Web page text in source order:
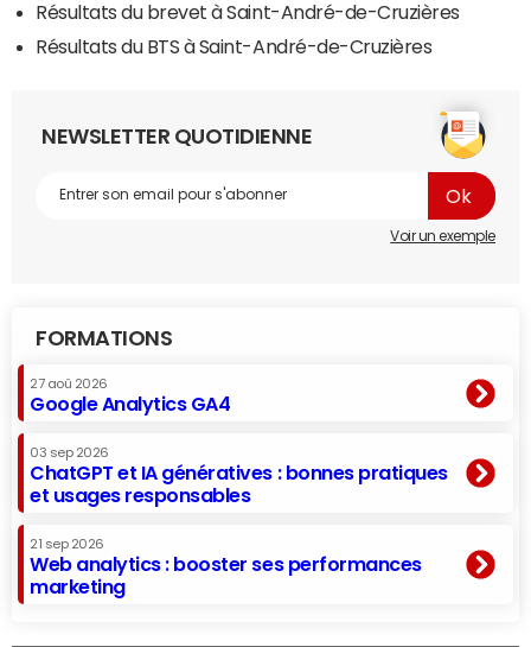
Résultats du brevet à Saint-André-de-Cruzières
Résultats du BTS à Saint-André-de-Cruzières
NEWSLETTER QUOTIDIENNE
Voir un exemple
FORMATIONS
27 aoû 2026
Google Analytics GA4
03 sep 2026
ChatGPT et IA génératives : bonnes pratiques
et usages responsables
21 sep 2026
Web analytics : booster ses performances
marketing